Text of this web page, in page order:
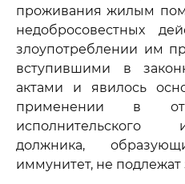
проживания жилым
недобросовестных
злоупотреблении им
вступившими в
актами и явилось
применении в
исполнительского
должника,
иммунитет, не подлежат